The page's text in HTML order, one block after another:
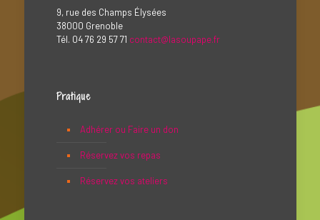
9, rue des Champs Élysées
38000 Grenoble
Tél. 04 76 29 57 71 contact@lasoupape.fr
Pratique
Adhérer ou Faire un don
Réservez vos repas
Réservez vos ateliers